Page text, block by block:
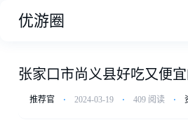
优游圈
张家口市尚义县好吃又便
推荐官 ⋅ 2024-03-19 ⋅ 409 阅读 ⋅